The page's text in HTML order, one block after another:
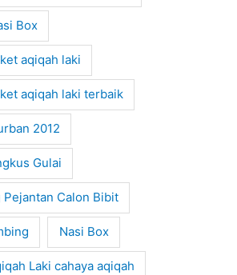
Box
aqiqah laki
aqiqah laki terbaik
2012
Gulai
Pejantan Calon Bibit
Nasi Box
Laki cahaya aqiqah